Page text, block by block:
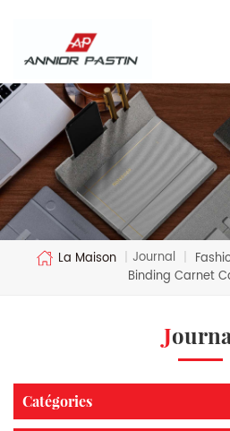
La Maison | Journal |
Binding Carnet
Catégories